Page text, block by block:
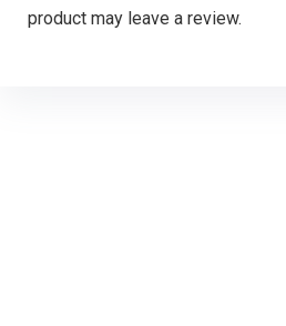
product may leave a review.